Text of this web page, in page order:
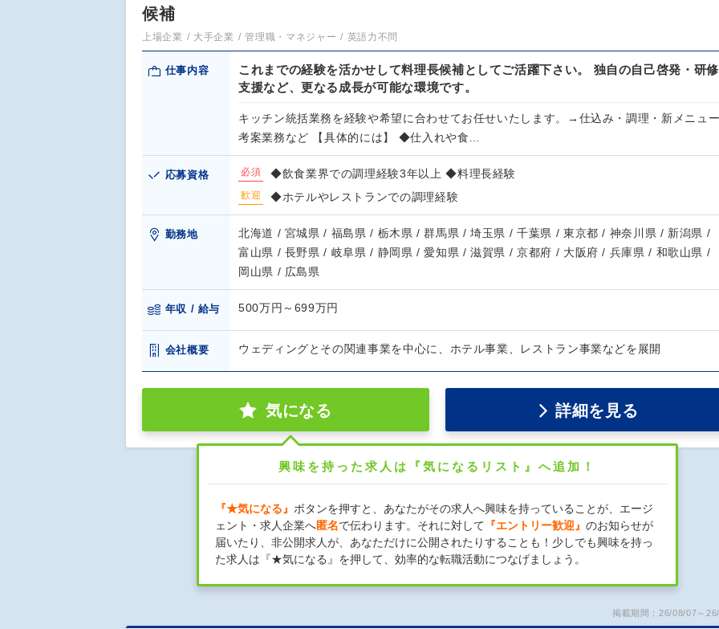
候補
上場企業 大手企業 管理職・マネジャー 英語力不問
仕事内容
これまでの経験を活かせして料理長候補としてご活躍下さい。 独自の自己啓発・研修
支援など、更なる成長が可能な環境です。
キッチン統括業務を経験や希望に合わせてお任せいたします。→仕込み・調理・新メニュー
考案業務など 【具体的には】 ◆仕入れや食…
応募資格 必須 ◆飲食業界での調理経験3年以上 ◆料理長経験
歓迎 ◆ホテルやレストランでの調理経験
勤務地
北海道 / 宮城県 / 福島県 / 栃木県 / 群馬県 / 埼玉県 / 千葉県 / 東京都 / 神奈川県 / 新潟県 /
富山県 / 長野県 / 岐阜県 / 静岡県 / 愛知県 / 滋賀県 / 京都府 / 大阪府 / 兵庫県 / 和歌山県 /
岡山県 / 広島県
年収 / 給与 500万円～699万円
会社概要 ウェディングとその関連事業を中心に、ホテル事業、レストラン事業などを展開
気になる 詳細を見る
興味を持った求人は『気になるリスト』へ追加！
『★気になる』 ボタンを押すと、あなたがその求人へ興味を持っていることが、エージ
ェント・求人企業へ匿名で伝わります。それに対して 『エントリー歓迎』 のお知らせが
届いたり、非公開求人が、あなただけに公開されたりすることも！少しでも興味を持っ
た求人は『★気になる』を押して、効率的な転職活動につなげましょう。
掲載期間：26/08/07～